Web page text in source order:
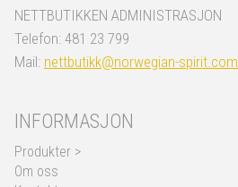
NETTBUTIKKEN ADMINISTRASJON
Telefon: 481 23 799
Mail: nettbutikk@norwegian-spirit.com
INFORMASJON
Produkter >
Om oss